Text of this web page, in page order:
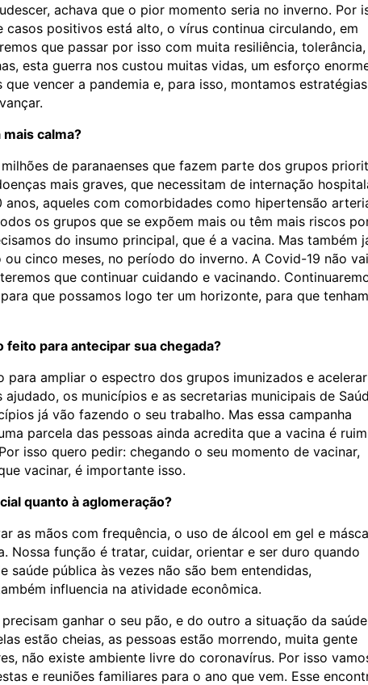
achava que o pior momento seria no inverno. Por
positivos está alto, o vírus continua circulando, em
que passar por isso com muita resiliência, tolerância,
esta guerra nos custou muitas vidas, um esforço
vencer a pandemia e, para isso, montamos
calma?
de paranaenses que fazem parte dos grupos
mais graves, que necessitam de internação
aqueles com comorbidades como hipertensão
os grupos que se expõem mais ou têm mais riscos
do insumo principal, que é a vacina. Mas também
cinco meses, no período do inverno. A Covid-19 não vai
que continuar cuidando e vacinando.
que possamos logo ter um horizonte, para que
feito para antecipar sua chegada?
ampliar o espectro dos grupos imunizados e
os municípios e as secretarias municipais de
já vão fazendo o seu trabalho. Mas essa campanha
parcela das pessoas ainda acredita que a vacina é
isso quero pedir: chegando o seu momento de vacinar,
vacinar, é importante isso.
quanto à aglomeração?
as mãos com frequência, o uso de álcool em gel e
Nossa função é tratar, cuidar, orientar e ser duro quando
saúde pública às vezes não são bem entendidas,
influencia na atividade econômica.
ganhar o seu pão, e do outro a situação da
estão cheias, as pessoas estão morrendo, muita gente
não existe ambiente livre do coronavírus. Por isso
e reuniões familiares para o ano que vem. Esse